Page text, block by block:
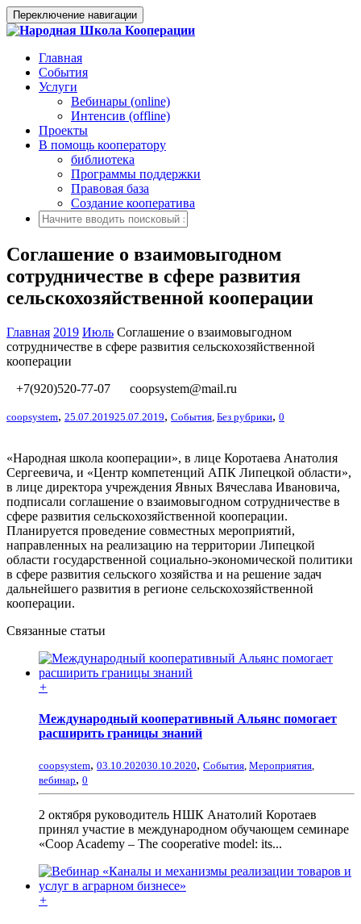
Переключение навигации
Главная
События
Услуги
Вебинары (online)
Интенсив (offline)
Проекты
В помощь кооператору
библиотека
Программы поддержки
Правовая база
Создание кооператива
Соглашение о взаимовыгодном
сотрудничестве в сфере развития
сельскохозяйственной кооперации
Главная 2019 Июль Соглашение о взаимовыгодном
сотрудничестве в сфере развития сельскохозяйственной
кооперации
+7(920)520-77-07
coopsystem@mail.ru
coopsystem, 25.07.201925.07.2019, События Без рубрики, 0
«Народная школа кооперации», в лице Коротаева Анатолия
Сергеевича, и «Центр компетенций АПК Липецкой области»,
в лице директора учреждения Явных Вячеслава Ивановича,
подписали соглашение о взаимовыгодном сотрудничестве в
сфере развития сельскохозяйственной кооперации.
Планируется проведение совместных мероприятий,
направленных на реализацию на территории Липецкой
области государственной социально-экономической политики
в сфере развития сельского хозяйства и на решение задач
дальнейшего развития в регионе сельскохозяйственной
кооперации.
Связанные статьи
+
Международный кооперативный Альянс помогает
расширить границы знаний
coopsystem, 03.10.202030.10.2020, События, Мероприятия,
вебинар, 0
2 октября руководитель НШК Анатолий Коротаев
принял участие в международном обучающем семинаре
«Coop Academy – The cooperative model: its...
+